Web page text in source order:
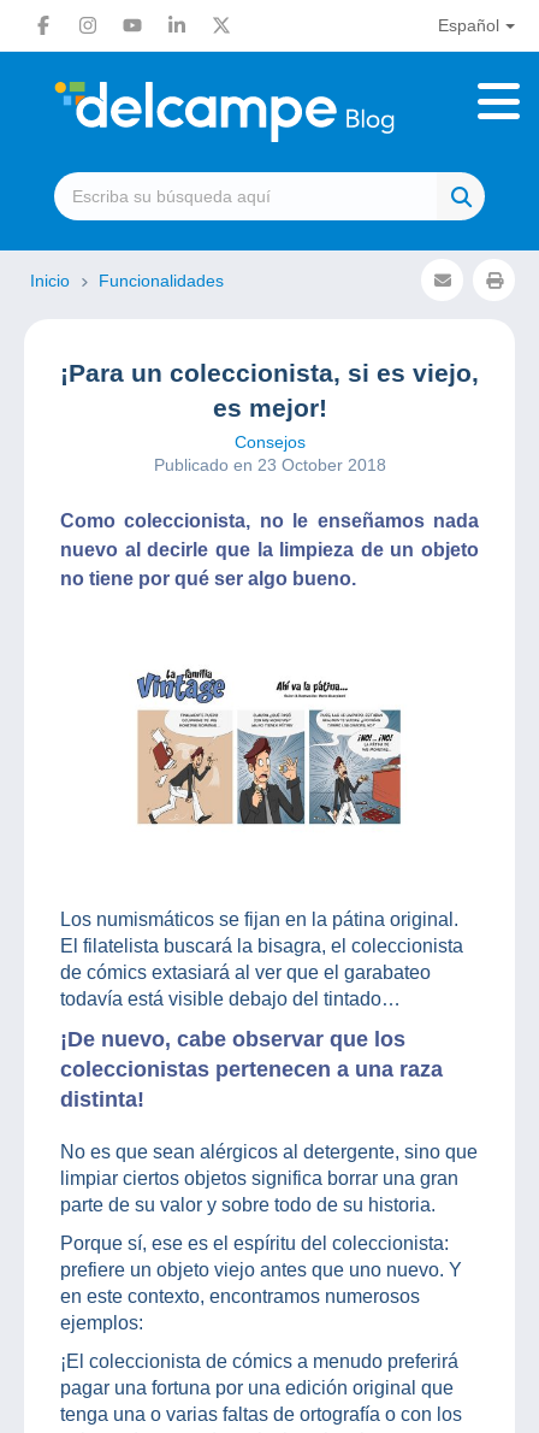
Español
Inicio Funcionalidades
¡Para un coleccionista, si es viejo,
es mejor!
Consejos
Publicado en 23 October 2018
Como coleccionista, no le enseñamos nada
nuevo al decirle que la limpieza de un objeto
no tiene por qué ser algo bueno.
Los numismáticos se fijan en la pátina original.
El filatelista buscará la bisagra, el coleccionista
de cómics extasiará al ver que el garabateo
todavía está visible debajo del tintado…
¡De nuevo, cabe observar que los
coleccionistas pertenecen a una raza
distinta!
No es que sean alérgicos al detergente, sino que
limpiar ciertos objetos significa borrar una gran
parte de su valor y sobre todo de su historia.
Porque sí, ese es el espíritu del coleccionista:
prefiere un objeto viejo antes que uno nuevo. Y
en este contexto, encontramos numerosos
ejemplos:
¡El coleccionista de cómics a menudo preferirá
pagar una fortuna por una edición original que
tenga una o varias faltas de ortografía o con los